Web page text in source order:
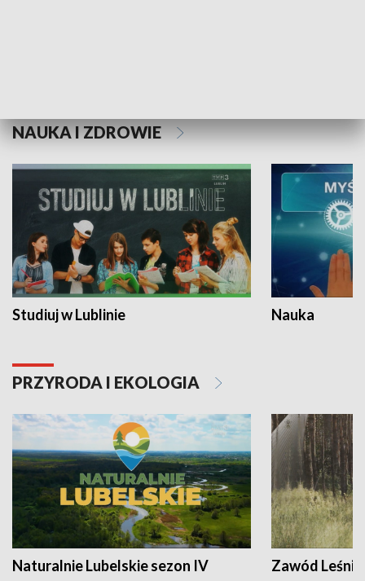
NAUKA I ZDROWIE
Studiuj w Lublinie Nauka
PRZYRODA I EKOLOGIA
Naturalnie Lubelskie sezon IV Zawód Leśnik